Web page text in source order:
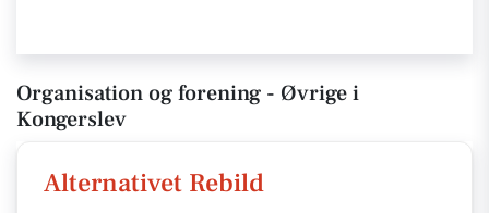
Organisation og forening - Øvrige i
Kongerslev
Alternativet Rebild